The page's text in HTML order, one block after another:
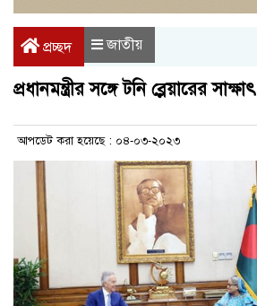
প্রচ্ছদ জাতীয়
প্রধানমন্ত্রীর সঙ্গে টনি ব্লেয়ারের সাক্ষাৎ
আপডেট করা হয়েছে : ০৪-০৩-২০২৩